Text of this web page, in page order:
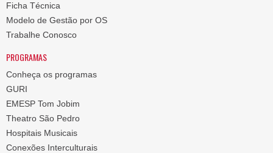
Ficha Técnica
Modelo de Gestão por OS
Trabalhe Conosco
PROGRAMAS
Conheça os programas
GURI
EMESP Tom Jobim
Theatro São Pedro
Hospitais Musicais
Conexões Interculturais